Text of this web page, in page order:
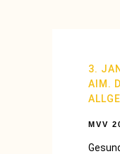
3.
AIM.
MVV